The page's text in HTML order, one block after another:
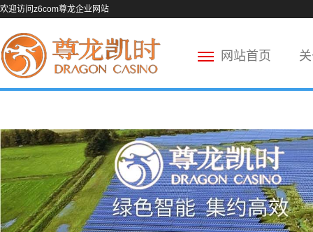
欢迎访问z6com尊龙企业网站
网站首页